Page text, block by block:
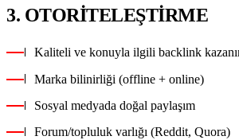
3. OTORITELEŞTIRME
Kaliteli ve konuyla ilgili backlink
Marka bilinirliği (offline + online)
Sosyal medyada doğal paylaşım
Forum/topluluk varlığı (Reddit, Quora)